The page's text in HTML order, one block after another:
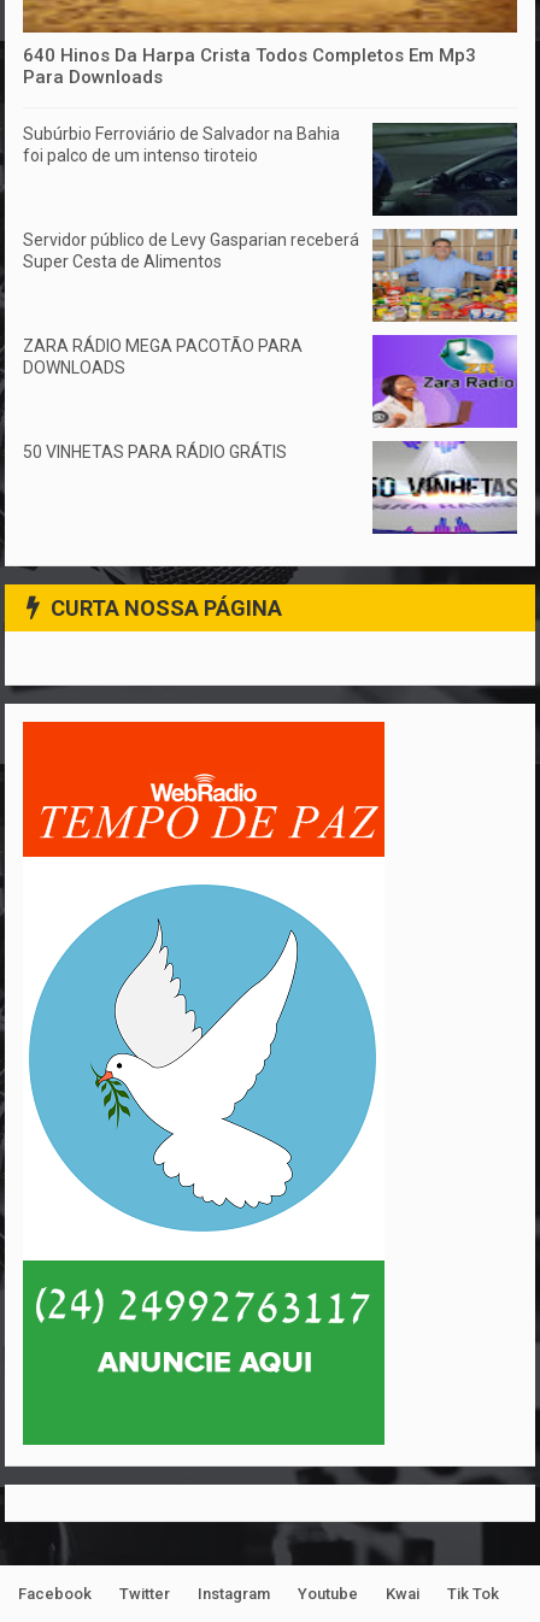
640 Hinos Da Harpa Crista Todos Completos Em Mp3
Para Downloads
Subúrbio Ferroviário de Salvador na Bahia
foi palco de um intenso tiroteio
Servidor público de Levy Gasparian receberá
Super Cesta de Alimentos
ZARA RÁDIO MEGA PACOTÃO PARA
DOWNLOADS
50 VINHETAS PARA RÁDIO GRÁTIS
CURTA NOSSA PÁGINA
Facebook Twitter Instagram Youtube Kwai Tik Tok